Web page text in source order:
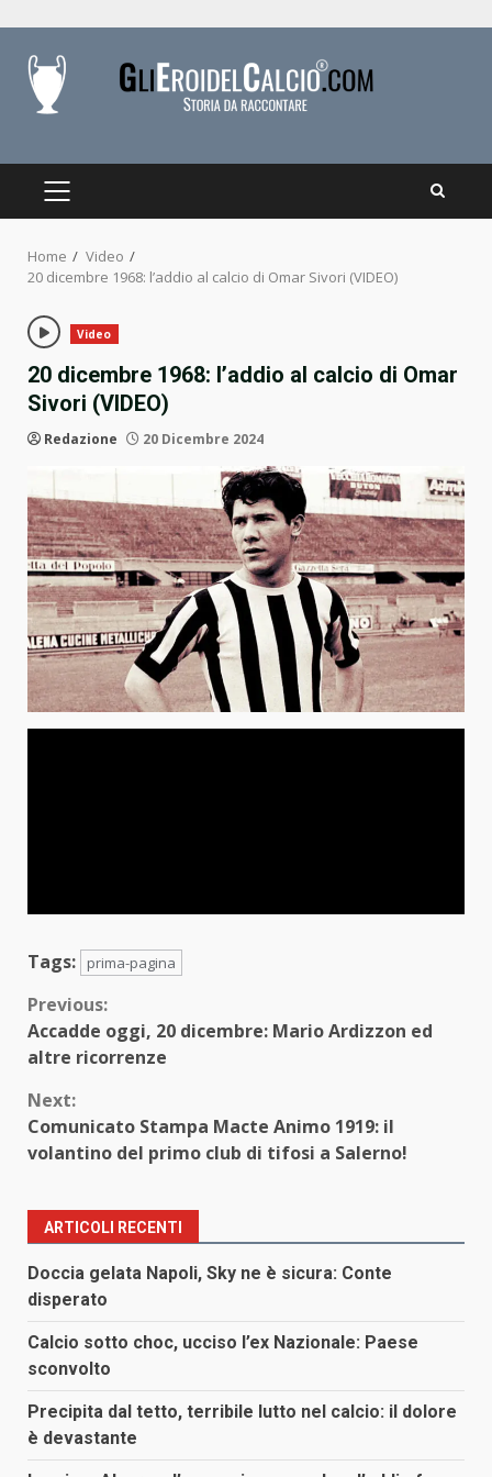
content
PRIMARY
Home
Video
20 dicembre 1968: l’addio al calcio di Omar Sivori (VIDEO)
Video
20 dicembre 1968: l’addio al calcio di Omar
Sivori (VIDEO)
Redazione 20 Dicembre 2024
Tags: prima-pagina
Continue
Reading
Previous:
Accadde oggi, 20 dicembre: Mario Ardizzon ed
altre ricorrenze
Next:
Comunicato Stampa Macte Animo 1919: il
volantino del primo club di tifosi a Salerno!
ARTICOLI RECENTI
Doccia gelata Napoli, Sky ne è sicura: Conte
disperato
Calcio sotto choc, ucciso l’ex Nazionale: Paese
sconvolto
Precipita dal tetto, terribile lutto nel calcio: il dolore
è devastante